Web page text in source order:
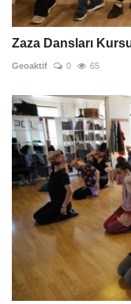
Zaza Dansları
Geoaktif 0 65